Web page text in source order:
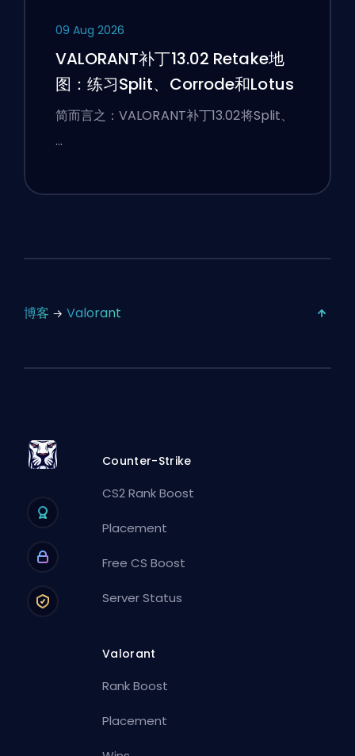
09 Aug 2026
VALORANT补丁13.02 Retake地
图：练习Split、Corrode和Lotus
简而言之：VALORANT补丁13.02将Split、
…
博客 Valorant
Counter-Strike
CS2 Rank Boost
Placement
Free CS Boost
Server Status
Valorant
Rank Boost
Placement